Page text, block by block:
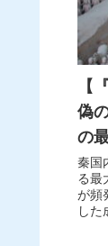
【
偽
の
秦国
る最
が頻
し